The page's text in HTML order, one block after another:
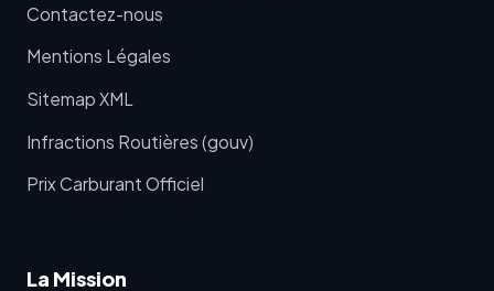
Contactez-nous
Mentions Légales
Sitemap XML
Infractions Routières (gouv)
Prix Carburant Officiel
La Mission